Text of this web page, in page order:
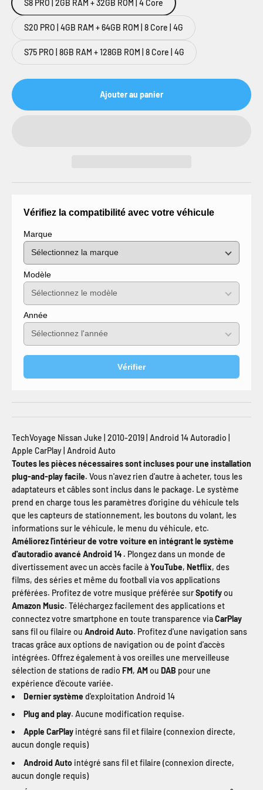
S8 PRO | 2GB RAM + 32GB ROM | 4 Core
S20 PRO | 4GB RAM + 64GB ROM | 8 Core | 4G
S75 PRO | 8GB RAM + 128GB ROM | 8 Core | 4G
Ajouter au panier
Vérifiez la compatibilité avec votre véhicule
Marque
Modèle
Année
Vérifier
TechVoyage Nissan Juke | 2010-2019 | Android 14 Autoradio |
Apple CarPlay | Android Auto
Toutes les pièces nécessaires sont incluses pour une installation
plug-and-play facile. Vous n'avez rien d'autre à acheter, tous les
adaptateurs et câbles sont inclus dans le package. Le système
prend en charge tous les paramètres d'origine du véhicule tels
que les capteurs de stationnement, les boutons du volant, les
informations sur le véhicule, le menu du véhicule, etc.
Améliorez l'intérieur de votre voiture en intégrant le système
d'autoradio avancé Android 14 . Plongez dans un monde de
divertissement avec un accès facile àYouTube, Netflix, des
films, des séries et même du football via vos applications
préférées. Profitez de votre musique préférée surSpotifyou
Amazon Music. Téléchargez facilement des applications et
connectez votre smartphone en toute transparence viaCarPlay
sans fil ou filaire ou Android Auto. Profitez d'une navigation sans
tracas grâce aux options de navigation ou de point d'accès
intégrées. Offrez également à vos oreilles une merveilleuse
sélection de stations de radio FM, AMou DAB pour une
expérience d'écoute variée.
Dernier système d'exploitation Android 14
Plug and play. Aucune modification requise.
Apple CarPlay intégré sans fil et filaire (connexion directe,
aucun dongle requis)
Android Auto intégré sans fil et filaire (connexion directe,
aucun dongle requis)